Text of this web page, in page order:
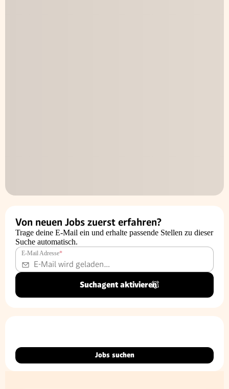
Von neuen Jobs zuerst erfahren?
Trage deine E-Mail ein und erhalte passende Stellen zu dieser
Suche automatisch.
E-Mail Adresse*
Suchagent aktivieren
Jobs suchen